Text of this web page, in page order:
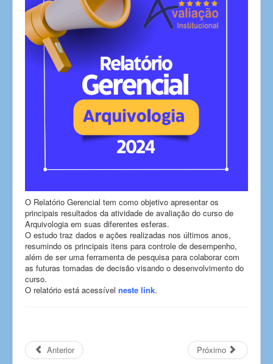
O Relatório Gerencial tem como objetivo apresentar os
principais resultados da atividade de avaliação do curso de
Arquivologia em suas diferentes esferas.
O estudo traz dados e ações realizadas nos últimos anos,
resumindo os principais itens para controle de desempenho,
além de ser uma ferramenta de pesquisa para colaborar com
as futuras tomadas de decisão visando o desenvolvimento do
curso.
O relatório está acessível neste link.
Anterior Próximo